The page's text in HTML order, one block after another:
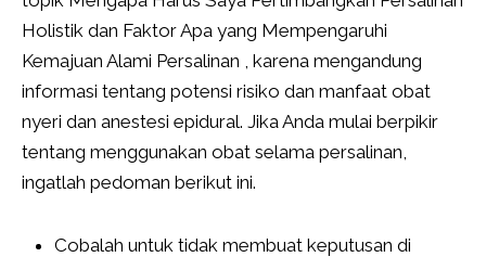
Holistik dan Faktor Apa yang Mempengaruhi
Kemajuan Alami Persalinan , karena mengandung
informasi tentang potensi risiko dan manfaat obat
nyeri dan anestesi epidural. Jika Anda mulai berpikir
tentang menggunakan obat selama persalinan,
ingatlah pedoman berikut ini.
Cobalah untuk tidak membuat keputusan di